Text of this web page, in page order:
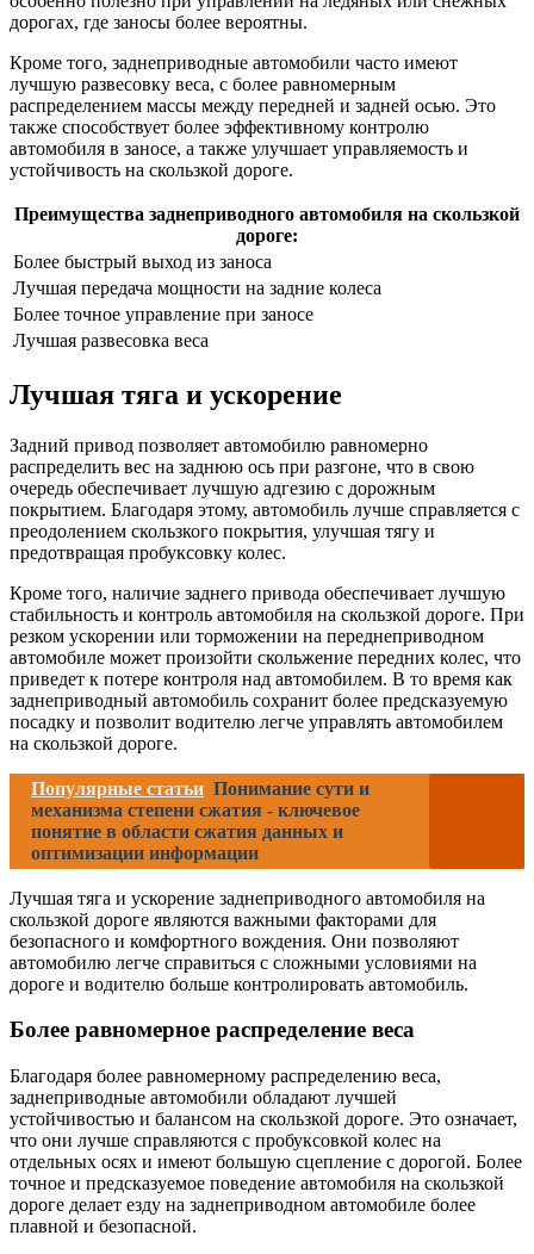
дорогах, где заносы более вероятны.
Кроме того, заднеприводные автомобили часто имеют
лучшую развесовку веса, с более равномерным
распределением массы между передней и задней осью. Это
также способствует более эффективному контролю
автомобиля в заносе, а также улучшает управляемость и
устойчивость на скользкой дороге.
Преимущества заднеприводного автомобиля на скользкой
дороге:
Более быстрый выход из заноса
Лучшая передача мощности на задние колеса
Более точное управление при заносе
Лучшая развесовка веса
Лучшая тяга и ускорение
Задний привод позволяет автомобилю равномерно
распределить вес на заднюю ось при разгоне, что в свою
очередь обеспечивает лучшую адгезию с дорожным
покрытием. Благодаря этому, автомобиль лучше справляется с
преодолением скользкого покрытия, улучшая тягу и
предотвращая пробуксовку колес.
Кроме того, наличие заднего привода обеспечивает лучшую
стабильность и контроль автомобиля на скользкой дороге. При
резком ускорении или торможении на переднеприводном
автомобиле может произойти скольжение передних колес, что
приведет к потере контроля над автомобилем. В то время как
заднеприводный автомобиль сохранит более предсказуемую
посадку и позволит водителю легче управлять автомобилем
на скользкой дороге.
Популярные статьи Понимание сути и
механизма степени сжатия - ключевое
понятие в области сжатия данных и
оптимизации информации
Лучшая тяга и ускорение заднеприводного автомобиля на
скользкой дороге являются важными факторами для
безопасного и комфортного вождения. Они позволяют
автомобилю легче справиться с сложными условиями на
дороге и водителю больше контролировать автомобиль.
Более равномерное распределение веса
Благодаря более равномерному распределению веса,
заднеприводные автомобили обладают лучшей
устойчивостью и балансом на скользкой дороге. Это означает,
что они лучше справляются с пробуксовкой колес на
отдельных осях и имеют большую сцепление с дорогой. Более
точное и предсказуемое поведение автомобиля на скользкой
дороге делает езду на заднеприводном автомобиле более
плавной и безопасной.